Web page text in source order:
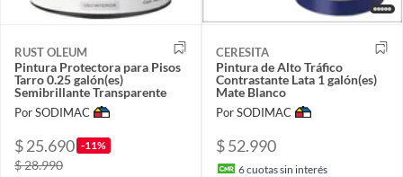
RUST OLEUM
Pintura Protectora para Pisos
Tarro 0.25 galón(es)
Semibrillante Transparente
Por SODIMAC
$ 25.690 -11%
$ 28.990
CERESITA
Pintura de Alto Tráfico
Contrastante Lata 1 galón(es)
Mate Blanco
Por SODIMAC
$ 52.990
6cuotas sin interés